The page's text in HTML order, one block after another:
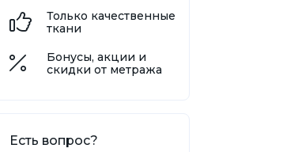
Только качественные
ткани
Бонусы, акции и
скидки от метража
Есть вопрос?